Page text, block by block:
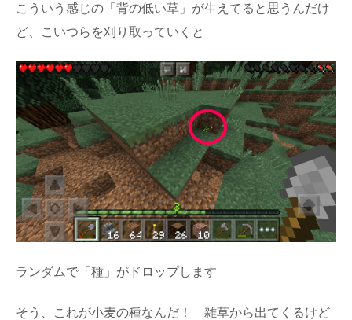
こういう感じの「背の低い草」が生えてると思うんだけ
ど、こいつらを刈り取っていくと
ランダムで「種」がドロップします
そう、これが小麦の種なんだ！ 雑草から出てくるけど